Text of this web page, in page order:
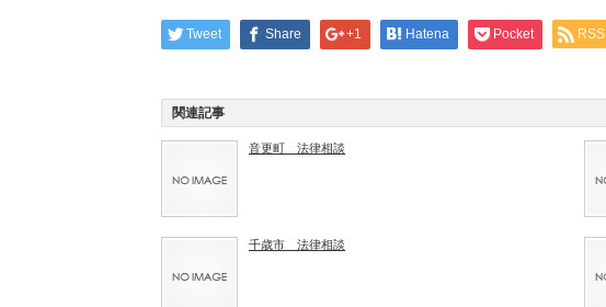
Tweet Share +1 Hatena Pocket RSS
関連記事
音更町 法律相談
千歳市 法律相談